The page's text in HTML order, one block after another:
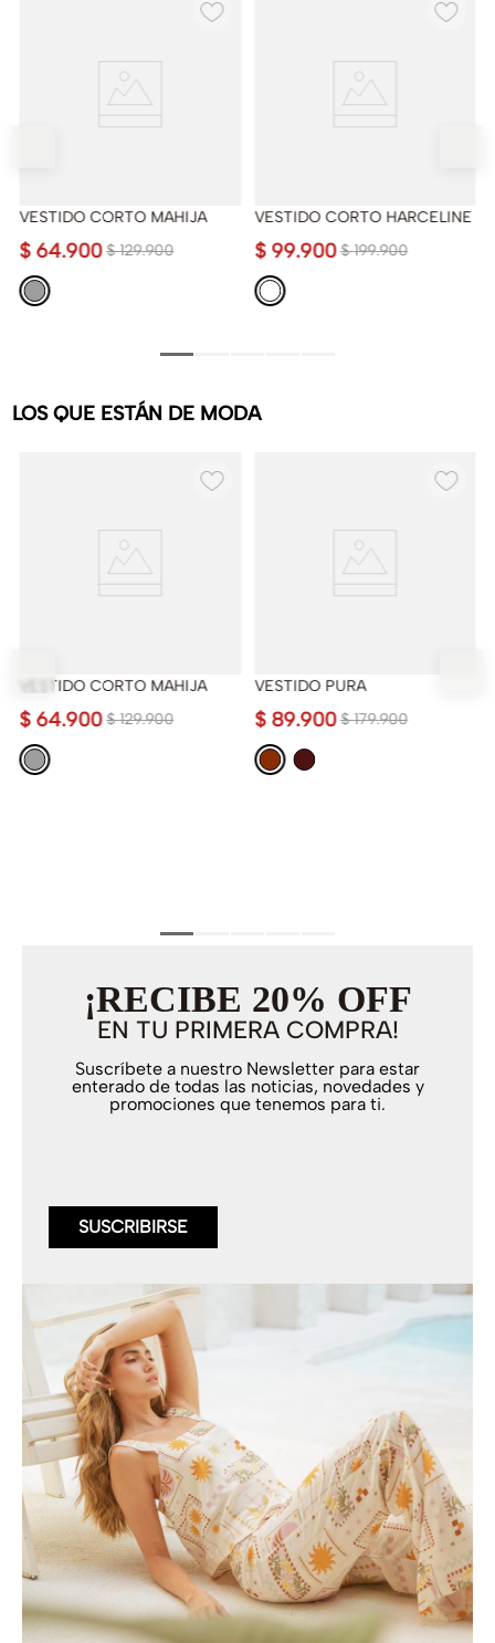
VESTIDO CORTO MAHIJA
$ 129.900
$ 64.900
VESTIDO CORTO HARCELINE
$ 199.900
$ 99.900
LOS QUE ESTÁN DE MODA
VESTIDO CORTO MAHIJA
$ 129.900
$ 64.900
VESTIDO PURA
$ 179.900
$ 89.900
¡RECIBE 20% OFF
EN TU PRIMERA COMPRA!
Suscríbete a nuestro Newsletter para estar
enterado de todas las noticias, novedades y
promociones que tenemos para ti.
SUSCRIBIRSE